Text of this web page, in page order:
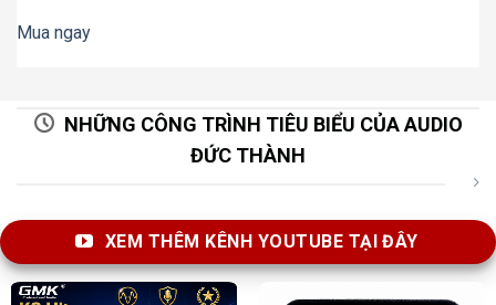
Mua ngay
NHỮNG CÔNG TRÌNH TIÊU BIỂU CỦA AUDIO
ĐỨC THÀNH
XEM THÊM KÊNH YOUTUBE TẠI ĐÂY